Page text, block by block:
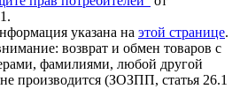
указана на этой странице.
возврат и обмен товаров с
фамилиями, любой другой
производится (ЗОЗПП, статья 26.1